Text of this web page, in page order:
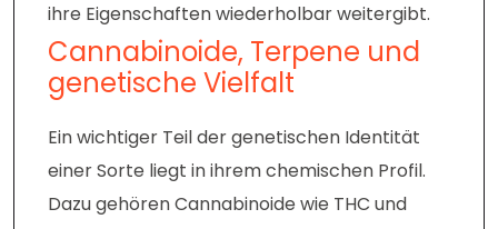
ihre Eigenschaften wiederholbar weitergibt.
Cannabinoide, Terpene und
genetische Vielfalt
Ein wichtiger Teil der genetischen Identität
einer Sorte liegt in ihrem chemischen Profil.
Dazu gehören Cannabinoide wie THC und